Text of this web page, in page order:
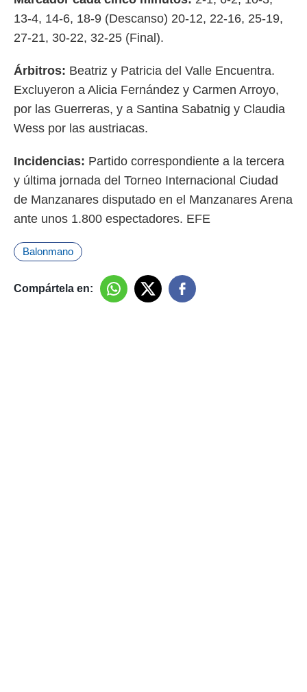
utilizar
crear un
uso de
medir el
el
de
a través
de
de
con el
13-4, 14-6, 18-9 (Descanso) 20-12, 22-16, 25-19,
27-21, 30-22, 32-25 (Final).
Árbitros: Beatriz y Patricia del Valle Encuentra.
Excluyeron a Alicia Fernández y Carmen Arroyo,
por las Guerreras, y a Santina Sabatnig y Claudia
Wess por las austriacas.
Incidencias: Partido correspondiente a la tercera
y última jornada del Torneo Internacional Ciudad
de Manzanares disputado en el Manzanares Arena
ante unos 1.800 espectadores. EFE
Balonmano
Compártela en: